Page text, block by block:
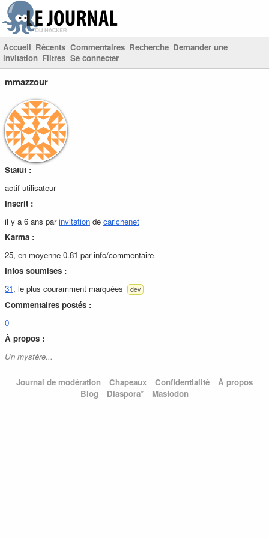
Accueil Récents Commentaires Recherche Demander une
invitation Filtres Se connecter
mmazzour
Statut :
actif utilisateur
Inscrit :
il y a 6 ans parinvitation de carlchenet
Karma :
25, en moyenne 0.81 par info/commentaire
Infos soumises :
31, le plus couramment marquées dev
Commentaires postés :
0
À propos :
Un mystère...
Journal de modération Chapeaux Confidentialité
À propos
Blog
Diaspora* Mastodon